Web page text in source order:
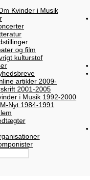
Kvinder i Musik
og film
kulturstof
artikler 2009-
2001-2005
i Musik 1992-2000
Nyt 1984-1991